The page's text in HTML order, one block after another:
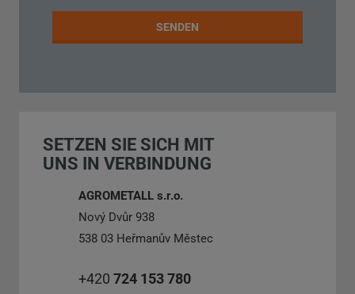
Verarbeitungpersonenbezogenen
SENDEN
Formular
nicht
gesendet
werden
SETZEN SIE SICH MIT
UNS IN VERBINDUNG
AGROMETALL s.r.o.
Nový Dvůr 938
538 03 Heřmanův Městec
+420 724 153 780